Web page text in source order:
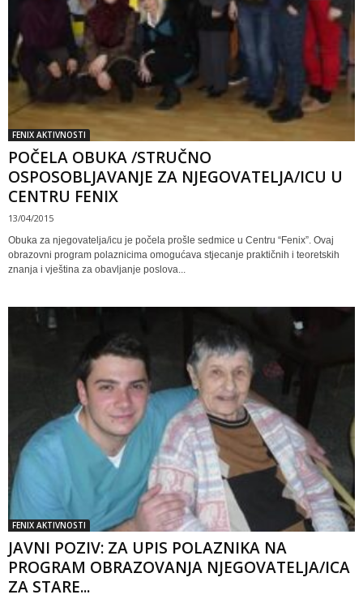
FENIX AKTIVNOSTI
POČELA OBUKA /STRUČNO
OSPOSOBLJAVANJE ZA NJEGOVATELJA/ICU U
CENTRU FENIX
13/04/2015
Obuka za njegovatelja/icu je počela prošle sedmice u Centru “Fenix”. Ovaj
obrazovni program polaznicima omogućava stjecanje praktičnih i teoretskih
znanja i vještina za obavljanje poslova...
FENIX AKTIVNOSTI
JAVNI POZIV: ZA UPIS POLAZNIKA NA
PROGRAM OBRAZOVANJA NJEGOVATELJA/ICA
ZA STARE...